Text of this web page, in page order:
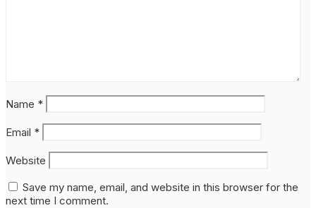
Name *
Email *
Website
Save my name, email, and website in this browser for the
next time I comment.